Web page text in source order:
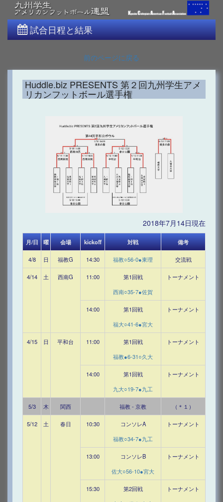
試合日程と結果
前のページに戻る
Huddle.biz PRESENTS 第２回九州学生アメ
リカンフットボール選手権
2018年7月14日現在
月/日 曜 会場 kickoff 対戦 備考
4/8 日 福教G 14:30 福教○56-0●東理 交流戦
4/14 土 西南G 11:00
第1回戦
西南○35-7●佐賀
トーナメント
14:00
第1回戦
福大○41-6●宮大
トーナメント
4/15 日 平和台 11:00
第1回戦
福教●6-31○久大
トーナメント
14:00
第1回戦
九大○19-7●九工
トーナメント
5/3 木 関西 福教 - 京教 （＊１）
5/12 土 春日 10:30
コンソレA
福教○34-7●九工
トーナメント
13:00
コンソレB
佐大○56-10●宮大
トーナメント
15:30
第2回戦
トーナメント